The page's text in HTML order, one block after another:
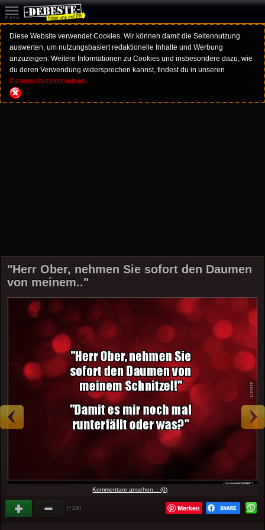
Diese Website verwendet Cookies. Wir können damit die Seitennutzung
auswerten, um nutzungsbasiert redaktionelle Inhalte und Werbung
anzuzeigen. Weitere Informationen zu Cookies und insbesondere dazu, wie
du deren Verwendung widersprechen kannst, findest du in unseren
Datenschutzhinweisen.
"Herr Ober, nehmen Sie sofort den Daumen
von meinem.."
Kommentare ansehen... (0)
(+29) Merken